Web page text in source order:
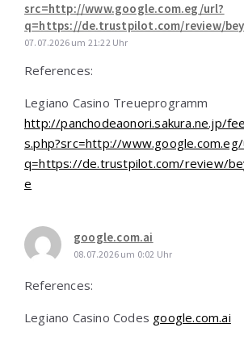
src=http://www.google.com.eg/url?
q=https://de.trustpilot.com/review/
07.07.2026 um 21:22 Uhr
References:
Legiano Casino Treueprogramm
http://panchodeaonori.sakura.ne.jp/
s.php?src=http://www.google.com.eg/
q=https://de.trustpilot.com/review/
e
google.com.ai
08.07.2026 um 0:02 Uhr
References:
Legiano Casino Codes google.com.ai